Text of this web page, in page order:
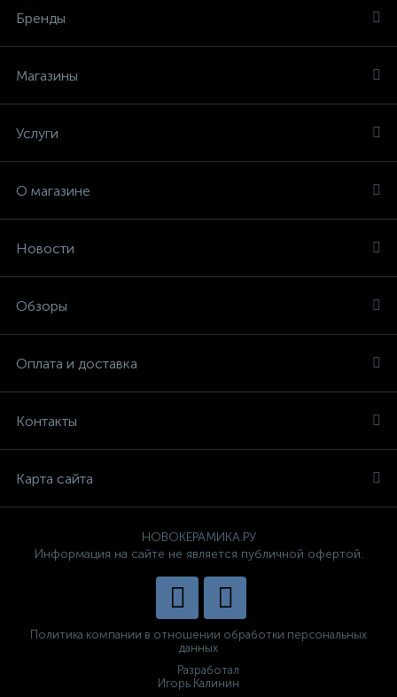
Бренды
Магазины
Услуги
О магазине
Новости
Обзоры
Оплата и доставка
Контакты
Карта сайта
НОВОКЕРАМИКА.РУ
Информация на сайте не является публичной офертой.
Политика компании в отношении обработки персональных
данных
Разработал
Игорь Калинин